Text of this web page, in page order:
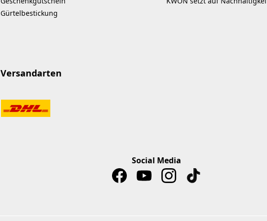
Gürtelbestickung
Versandarten
Social Media